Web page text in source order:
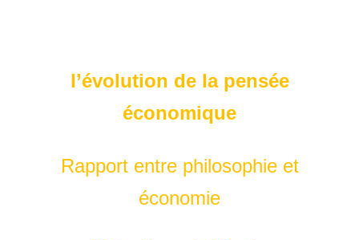
l’évolution de la pensée
économique
Rapport entre philosophie et
économie